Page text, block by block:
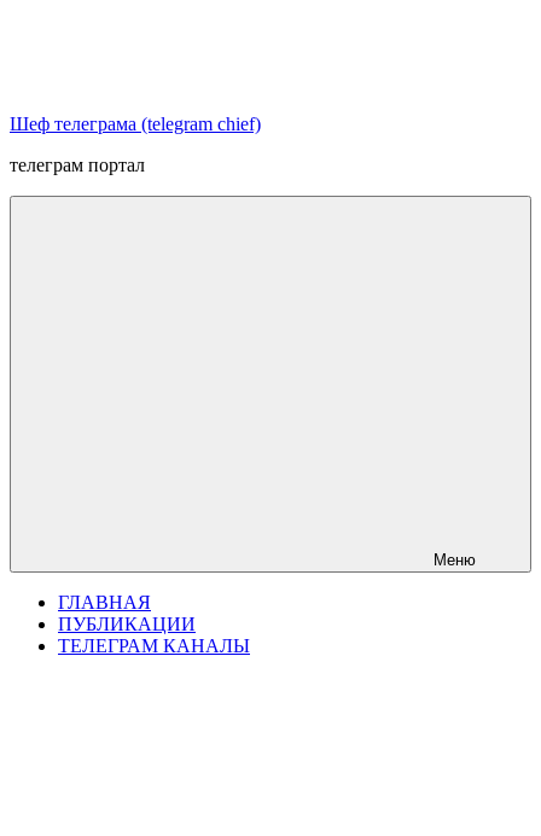
Шеф телеграма (telegram chief)
телеграм портал
Меню
ГЛАВНАЯ
ПУБЛИКАЦИИ
ТЕЛЕГРАМ КАНАЛЫ